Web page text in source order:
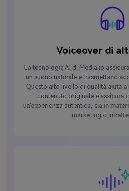
Voiceover di
La tecnologia AI di Media.io
un suono naturale e trasmettano
Questo alto livello di qualità aiuta
contenuto originale e assicura
un'esperienza autentica, sia in
marketing o